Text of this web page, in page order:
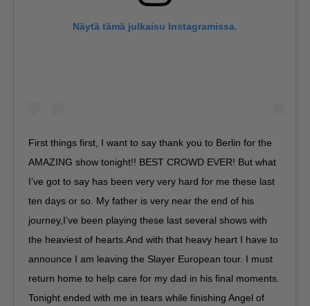
Näytä tämä julkaisu Instagramissa.
First things first, I want to say thank you to Berlin for the
AMAZING show tonight!! BEST CROWD EVER! But what
I’ve got to say has been very very hard for me these last
ten days or so. My father is very near the end of his
journey,I’ve been playing these last several shows with
the heaviest of hearts.And with that heavy heart I have to
announce I am leaving the Slayer European tour. I must
return home to help care for my dad in his final moments.
Tonight ended with me in tears while finishing Angel of